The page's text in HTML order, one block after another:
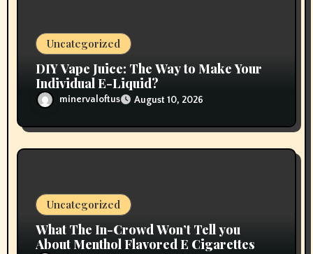
Uncategorized
DIY Vape Juice: The Way to Make Your
Individual E-Liquid?
minervaloftus August 10, 2026
Uncategorized
What The In-Crowd Won’t Tell you
About Menthol Flavored E Cigarettes